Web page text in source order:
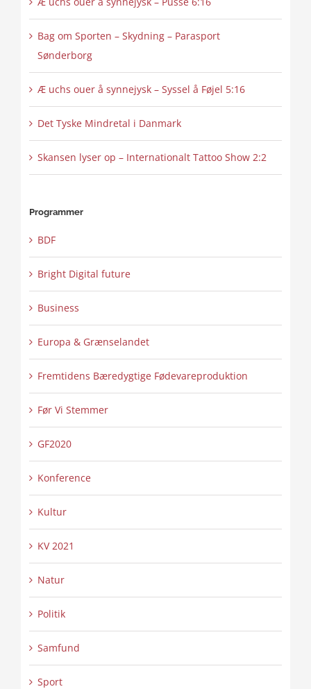
Bag om Sporten – Skydning – Parasport
Sønderborg
Æ uchs ouer å synnejysk – Syssel å Føjel 5:16
Det Tyske Mindretal i Danmark
Skansen lyser op – Internationalt Tattoo Show 2:2
Programmer
BDF
Bright Digital future
Business
Europa & Grænselandet
Fremtidens Bæredygtige Fødevareproduktion
Før Vi Stemmer
GF2020
Konference
Kultur
KV 2021
Natur
Politik
Samfund
Sport